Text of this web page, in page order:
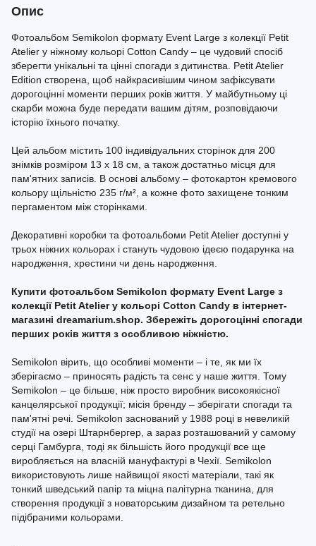
Опис
Фотоальбом Semikolon формату Event Large з колекції Petit
Atelier у ніжному кольорі Cotton Candy – це чудовий спосіб
зберегти унікальні та цінні спогади з дитинства. Petit Atelier
Edition створена, щоб найкрасивішим чином зафіксувати
дорогоцінні моменти перших років життя. У майбутньому ці
скарби можна буде передати вашим дітям, розповідаючи
історію їхнього початку.
Цей альбом містить 100 індивідуальних сторінок для 200
знімків розміром 13 х 18 см, а також достатньо місця для
пам'ятних записів. В основі альбому – фотокартон кремового
кольору щільністю 235 г/м², а кожне фото захищене тонким
пергаментом між сторінками.
Декоративні коробки та фотоальбоми Petit Atelier доступні у
трьох ніжних кольорах і стануть чудовою ідеєю подарунка на
народження, хрестини чи день народження.
Купити фотоальбом Semikolon формату Event Large з
колекції Petit Atelier у кольорі Cotton Candy в інтернет-
магазині dreamarium.shop. Збережіть дорогоцінні спогади
перших років життя з особливою ніжністю.
Semikolon вірить, що особливі моменти – і те, як ми їх
зберігаємо – приносять радість та сенс у наше життя. Тому
Semikolon – це більше, ніж просто виробник високоякісної
канцелярської продукції; місія бренду – зберігати спогади та
пам'ятні речі. Semikolon заснований у 1988 році в невеликій
студії на озері Штарнбергер, а зараз розташований у самому
серці Гамбурга, тоді як більшість його продукції все ще
виробляється на власній мануфактурі в Чехії. Semikolon
використовують лише найвищої якості матеріали, такі як
тонкий шведський папір та міцна палітурна тканина, для
створення продукції з новаторським дизайном та ретельно
підібраними кольорами.